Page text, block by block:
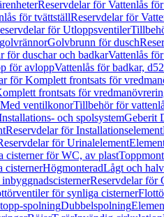
Reservdelar för Vattenlås
för tvättställReservdelar för
för Utloppsventiler
Golvbrunn för dusch
för duschar och badkarVattenlås
för avloppVattenlås för badkar, d52
för Komplett frontsats för
frontsats för
ventilkonorTillbehör för
och spolsystemGeberit
Reservdelar för Installationselement
för Urinalelement
cisterner för WC, av plast
cisternerHögmonteradLågt och
Reservdelar för
för synliga cisterner
spolningDubbelspolning